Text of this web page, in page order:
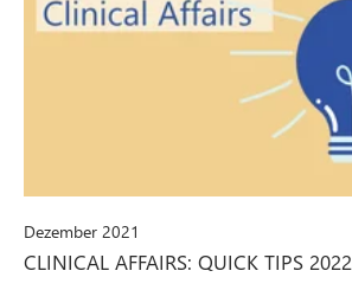
Dezember 2021
CLINICAL AFFAIRS: QUICK TIPS 2022